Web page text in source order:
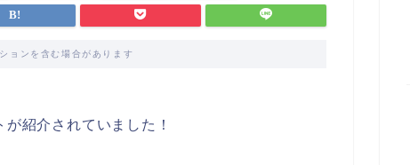
ョンを含む場合があります
紹介されていました！